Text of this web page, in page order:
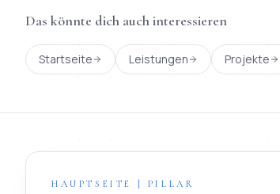
Das könnte dich auch interessieren
Startseite Leistungen Projekte
HAUPTSEITE | PILLAR